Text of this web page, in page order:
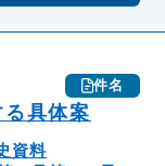
件名
具体案
資料